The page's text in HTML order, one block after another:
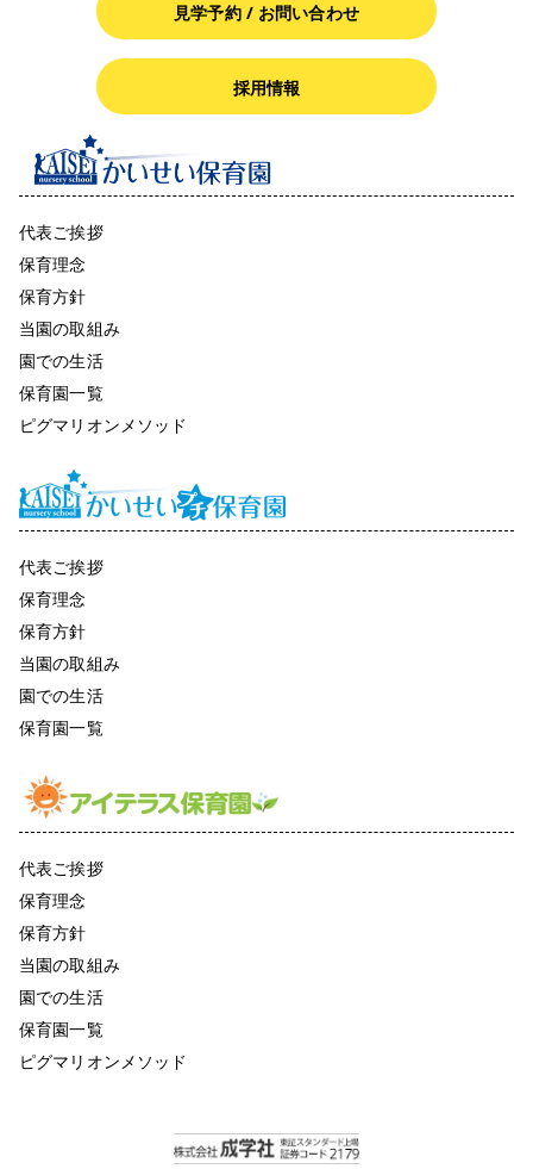
見学予約 / お問い合わせ
採用情報
代表ご挨拶
保育理念
保育方針
当園の取組み
園での生活
保育園一覧
ピグマリオンメソッド
代表ご挨拶
保育理念
保育方針
当園の取組み
園での生活
保育園一覧
代表ご挨拶
保育理念
保育方針
当園の取組み
園での生活
保育園一覧
ピグマリオンメソッド